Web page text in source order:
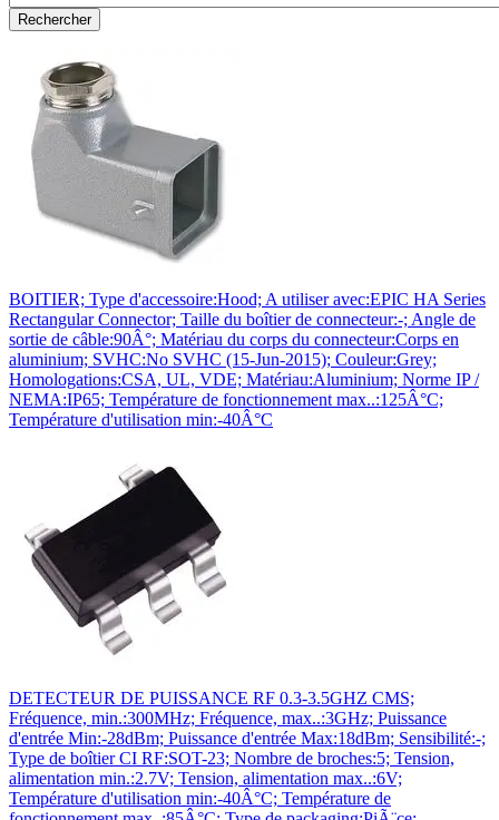
BOITIER; Type d'accessoire:Hood; A utiliser avec:EPIC HA Series
Rectangular Connector; Taille du boîtier de connecteur:-; Angle de
sortie de câble:90Â°; Matériau du corps du connecteur:Corps en
aluminium; SVHC:No SVHC (15-Jun-2015); Couleur:Grey;
Homologations:CSA, UL, VDE; Matériau:Aluminium; Norme IP /
NEMA:IP65; Température de fonctionnement max..:125Â°C;
Température d'utilisation min:-40Â°C
DETECTEUR DE PUISSANCE RF 0.3-3.5GHZ CMS;
Fréquence, min.:300MHz; Fréquence, max..:3GHz; Puissance
d'entrée Min:-28dBm; Puissance d'entrée Max:18dBm; Sensibilité:-;
Type de boîtier CI RF:SOT-23; Nombre de broches:5; Tension,
alimentation min.:2.7V; Tension, alimentation max..:6V;
Température d'utilisation min:-40Â°C; Température de